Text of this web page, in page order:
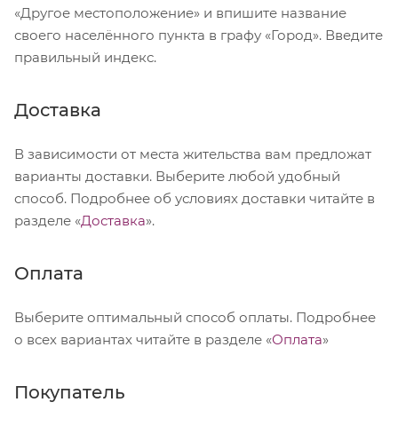
«Другое местоположение» и впишите название
своего населённого пункта в графу «Город». Введите
правильный индекс.
Доставка
В зависимости от места жительства вам предложат
варианты доставки. Выберите любой удобный
способ. Подробнее об условиях доставки читайте в
разделе «Доставка».
Оплата
Выберите оптимальный способ оплаты. Подробнее
о всех вариантах читайте в разделе «Оплата»
Покупатель